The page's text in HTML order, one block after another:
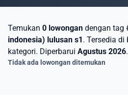
Temukan 0 lowongan dengan tag
indonesia) lulusan s1. Tersedia di
kategori. Diperbarui Agustus 2026.
Tidak ada lowongan ditemukan